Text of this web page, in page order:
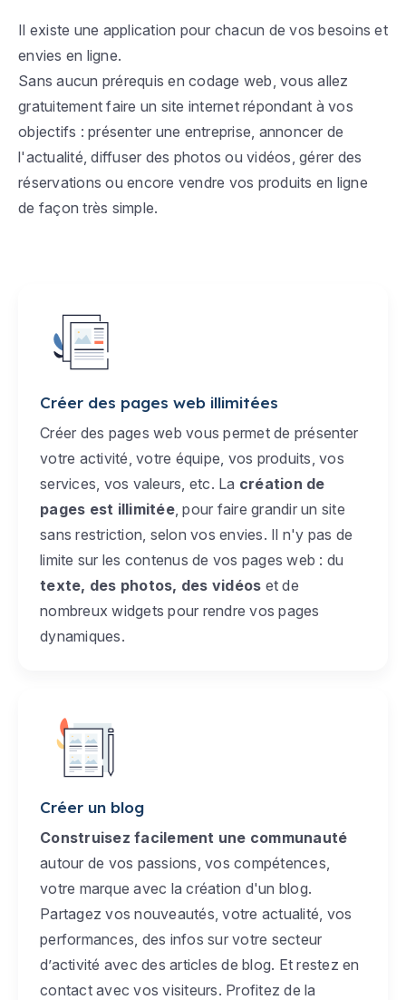
Il existe une application pour chacun de vos besoins et
envies en ligne.
Sans aucun prérequis en codage web, vous allez
gratuitement faire un site internet répondant à vos
objectifs : présenter une entreprise, annoncer de
l'actualité, diffuser des photos ou vidéos, gérer des
réservations ou encore vendre vos produits en ligne
de façon très simple.
Créer des pages web illimitées
Créer des pages web vous permet de présenter
votre activité, votre équipe, vos produits, vos
services, vos valeurs, etc. La création de
pages est illimitée, pour faire grandir un site
sans restriction, selon vos envies. Il n'y pas de
limite sur les contenus de vos pages web : du
texte, des photos, des vidéos et de
nombreux widgets pour rendre vos pages
dynamiques.
Créer un blog
Construisez facilement une communauté
autour de vos passions, vos compétences,
votre marque avec la création d'un blog.
Partagez vos nouveautés, votre actualité, vos
performances, des infos sur votre secteur
d’activité avec des articles de blog. Et restez en
contact avec vos visiteurs. Profitez de la